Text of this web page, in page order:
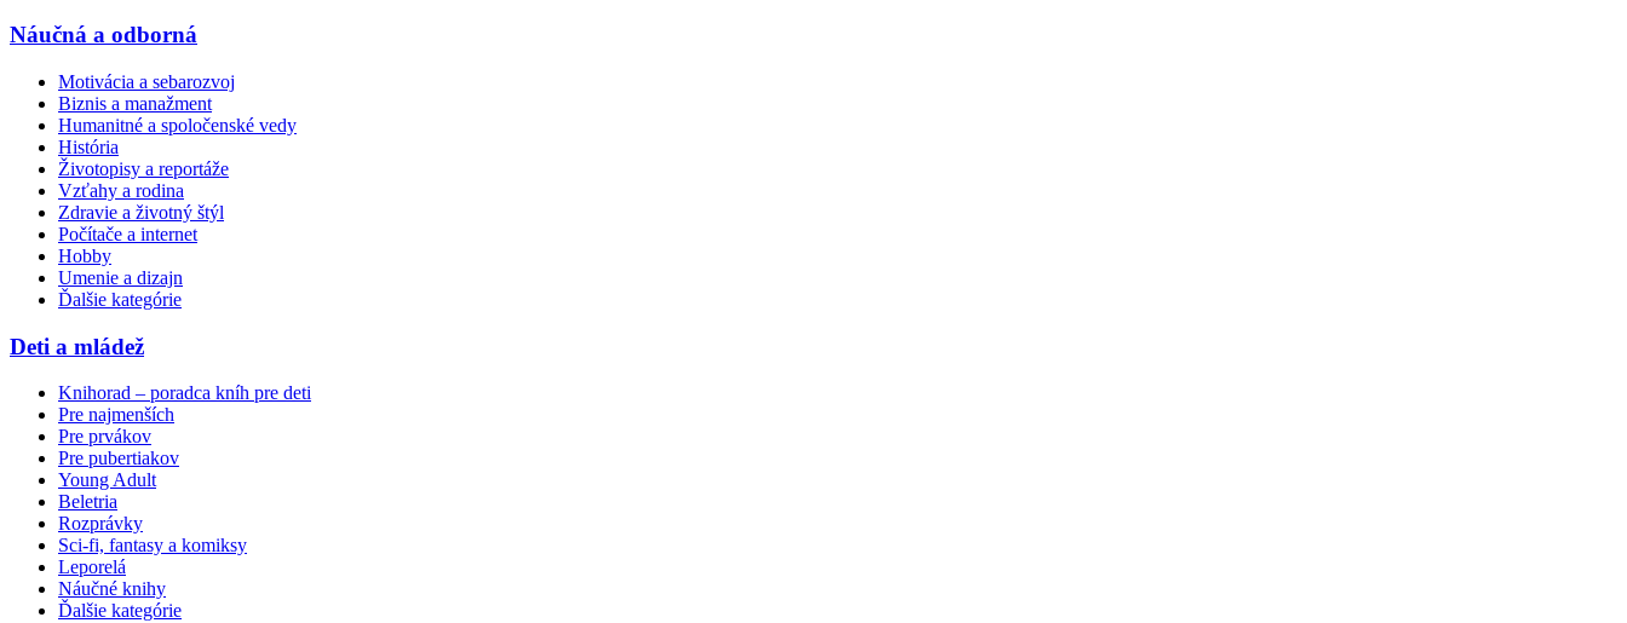
Náučná a odborná
Motivácia a sebarozvoj
Biznis a manažment
Humanitné a spoločenské vedy
História
Životopisy a reportáže
Vzťahy a rodina
Zdravie a životný štýl
Počítače a internet
Hobby
Umenie a dizajn
Ďalšie kategórie
Deti a mládež
Knihorad – poradca kníh pre deti
Pre najmenších
Pre prvákov
Pre pubertiakov
Young Adult
Beletria
Rozprávky
Sci-fi, fantasy a komiksy
Leporelá
Náučné knihy
Ďalšie kategórie